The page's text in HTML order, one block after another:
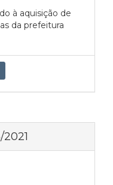
à aquisição de
da prefeitura